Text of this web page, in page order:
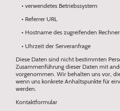
• verwendetes Betriebssystem
• Referrer URL
• Hostname des zugreifenden
• Uhrzeit der Serveranfrage
Diese Daten sind nicht bestimmten
Zusammenführung dieser Daten mit
vorgenommen. Wir behalten uns vor,
wenn uns konkrete Anhaltspunkte für
werden.
Kontaktformular